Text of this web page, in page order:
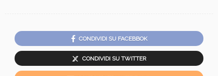
CONDIVIDI SU FACEBBOK
CONDIVIDI SU TWITTER